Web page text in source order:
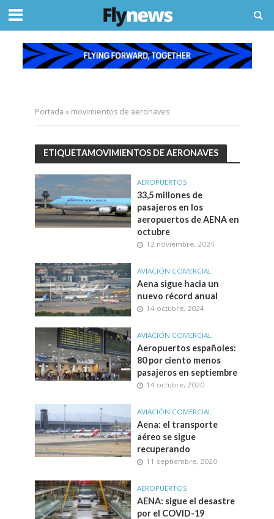
Portada » movimientos de aeronaves
ETIQUETAMOVIMIENTOS DE AERONAVES
AEROPUERTOS
33,5 millones de
pasajeros en los
aeropuertos de AENA en
octubre
12 noviembre, 2024
AVIACIÓN COMERCIAL
Aena sigue hacia un
nuevo récord anual
14 octubre, 2024
AVIACIÓN COMERCIAL
Aeropuertos españoles:
80 por ciento menos
pasajeros en septiembre
14 octubre, 2020
AVIACIÓN COMERCIAL
Aena: el transporte
aéreo se sigue
recuperando
11 septiembre, 2020
AEROPUERTOS
AENA: sigue el desastre
por el COVID-19